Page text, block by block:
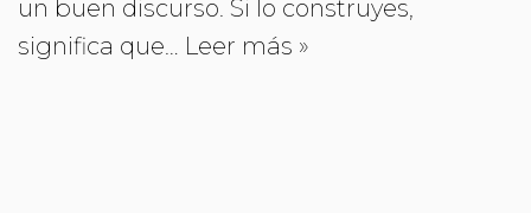
un buen discurso. Si lo construyes,
significa que… Leer más »